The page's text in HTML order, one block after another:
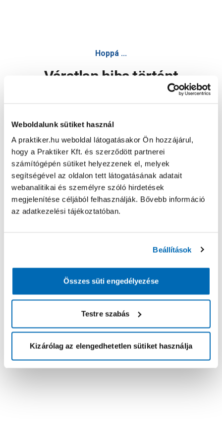
Weboldalunk sütiket használ
A praktiker.hu weboldal látogatásakor Ön hozzájárul,
hogy a Praktiker Kft. és szerződött partnerei
számítógépén sütiket helyezzenek el, melyek
segítségével az oldalon tett látogatásának adatait
webanalitikai és személyre szóló hirdetések
megjelenítése céljából felhasználják. Bővebb információ
az adatkezelési tájékoztatóban.
Beállítások
Összes süti engedélyezése
Testre szabás
Kizárólag az elengedhetetlen sütiket használja
Hoppá ...
Váratlan hiba történt
Oldal újratöltése